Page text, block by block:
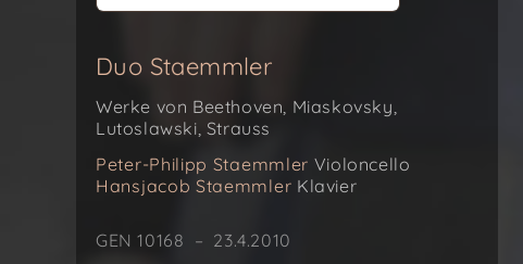
Duo Staemmler
Werke von Beethoven, Miaskovsky,
Lutoslawski, Strauss
Peter-Philipp Staemmler Violoncello
Hansjacob Staemmler Klavier
GEN 10168 – 23.4.2010